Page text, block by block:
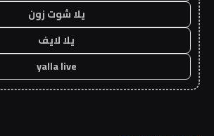
يلا شوت زون
يلا لايف
yalla live